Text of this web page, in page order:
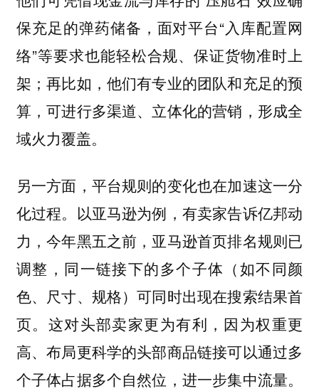
保充足的弹药储备，面对平台“入库配置网
络”等要求也能轻松合规、保证货物准时上
架；再比如，他们有专业的团队和充足的预
算，可进行多渠道、立体化的营销，形成全
域火力覆盖。
另一方面，平台规则的变化也在加速这一分
化过程。以亚马逊为例，有卖家告诉亿邦动
力，今年黑五之前，亚马逊首页排名规则已
调整，同一链接下的多个子体（如不同颜
色、尺寸、规格）可同时出现在搜索结果首
页。这对头部卖家更为有利，因为权重更
高、布局更科学的头部商品链接可以通过多
个子体占据多个自然位，进一步集中流量。